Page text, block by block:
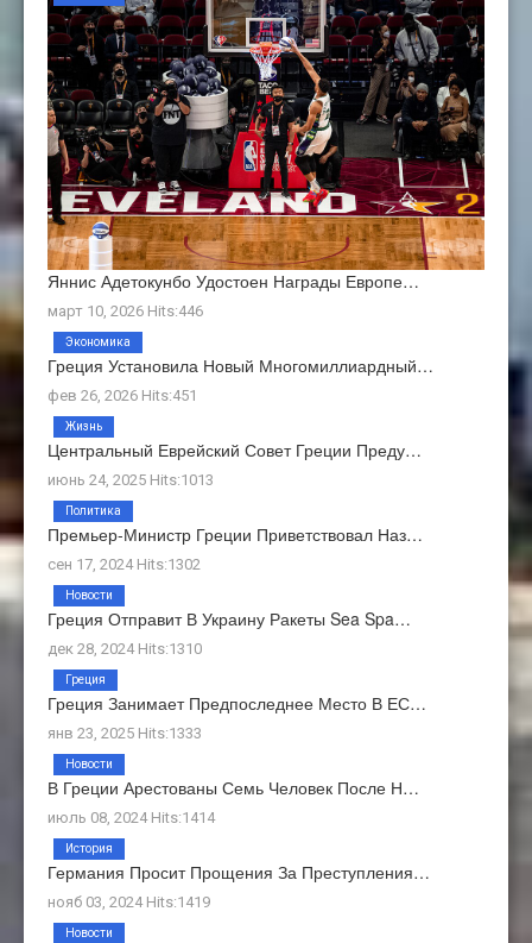
Яннис Адетокунбо Удостоен Награды Европе…
март 10, 2026 Hits:446
Греция Установила Новый Многомиллиардный…
фев 26, 2026 Hits:451
Экономика
Центральный Еврейский Совет Греции Преду…
июнь 24, 2025 Hits:1013
Жизнь
Премьер-Министр Греции Приветствовал Наз…
сен 17, 2024 Hits:1302
Политика
Греция Отправит В Украину Ракеты Sea Spa…
дек 28, 2024 Hits:1310
Новости
Греция Занимает Предпоследнее Место В ЕС…
янв 23, 2025 Hits:1333
Греция
В Греции Арестованы Семь Человек После Н…
июль 08, 2024 Hits:1414
Новости
Германия Просит Прощения За Преступления…
нояб 03, 2024 Hits:1419
История
Новости